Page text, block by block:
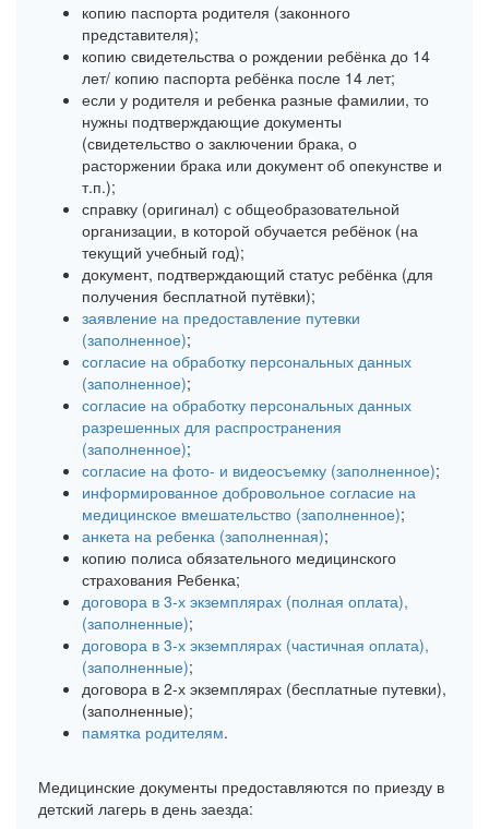
копию паспорта родителя (законного
представителя);
копию свидетельства о рождении ребёнка до 14
лет/ копию паспорта ребёнка после 14 лет;
если у родителя и ребенка разные фамилии, то
нужны подтверждающие документы
(свидетельство о заключении брака, о
расторжении брака или документ об опекунстве и
т.п.);
справку (оригинал) с общеобразовательной
организации, в которой обучается ребёнок (на
текущий учебный год);
документ, подтверждающий статус ребёнка (для
получения бесплатной путёвки);
заявление на предоставление путевки
(заполненное);
согласие на обработку персональных данных
(заполненное);
согласие на обработку персональных данных
разрешенных для распространения
(заполненное);
согласие на фото- и видеосъемку (заполненное);
информированное добровольное согласие на
медицинское вмешательство (заполненное);
анкета на ребенка (заполненная);
копию полиса обязательного медицинского
страхования Ребенка;
договора в 3-х экземплярах (полная оплата),
(заполненные);
договора в 3-х экземплярах (частичная оплата),
(заполненные);
договора в 2-х экземплярах (бесплатные путевки),
(заполненные);
памятка родителям.
Медицинские документы предоставляются по приезду в
детский лагерь в день заезда: